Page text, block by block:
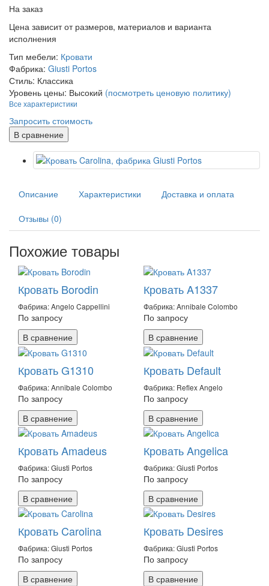
На заказ
Цена зависит от размеров, материалов и варианта
исполнения
Тип мебели: Кровати
Фабрика: Giusti Portos
Стиль: Классика
Уровень цены: Высокий (посмотреть ценовую политику)
Все характеристики
Запросить стоимость
В сравнение
Описание Характеристики Доставка и оплата
Отзывы (0)
Похожие товары
Кровать Borodin
Фабрика: Angelo Cappellini
По запросу
В сравнение
Кровать A1337
Фабрика: Annibale Colombo
По запросу
В сравнение
Кровать G1310
Фабрика: Annibale Colombo
По запросу
В сравнение
Кровать Default
Фабрика: Reflex Angelo
По запросу
В сравнение
Кровать Amadeus
Фабрика: Giusti Portos
По запросу
В сравнение
Кровать Angelica
Фабрика: Giusti Portos
По запросу
В сравнение
Кровать Carolina
Фабрика: Giusti Portos
По запросу
В сравнение
Кровать Desires
Фабрика: Giusti Portos
По запросу
В сравнение